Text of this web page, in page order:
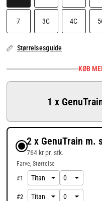
7 3C 4C
Størrelsesguide
KØB
1 x
2 x GenuTrain m.
764 kr pr. stk.
Farve Størrelse
#1
#2